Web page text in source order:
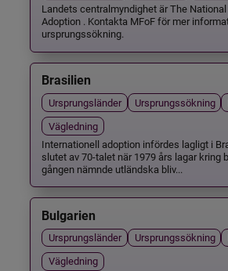
Landets centralmyndighet är The
Adoption . Kontakta MFoF för mer
ursprungssökning.
Brasilien
Ursprungsländer Ursprungssökning
Vägledning
Internationell adoption infördes lagligt i
slutet av 70-talet när 1979 års lagar kring
gången nämnde utländska bliv...
Bulgarien
Ursprungsländer Ursprungssökning
Vägledning